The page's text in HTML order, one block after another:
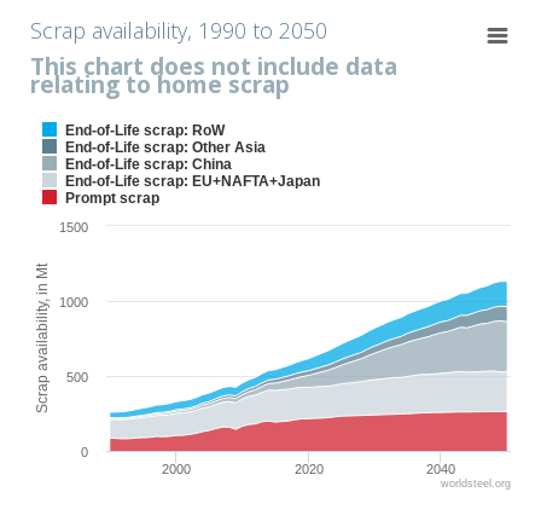
Scrap availability, 1990 to 2050
Chart with 5 data series.
This chart does not include data relating to home scrap
View as data table, Scrap availability, 1990 to 2050
The chart has 1 X axis displaying values. Range: 1989.4 to 2050.6.
The chart has 1 Y axis displaying Scrap availability, in Mt. Range: 0
Scrap availability, in Mt
Scrap availability, 1990 to 2050
This chart does not include data
relating to home scrap
End-of-Life scrap: RoW
End-of-Life scrap: Other Asia
End-of-Life scrap: China
End-of-Life scrap: EU+NAFTA+Japan
Prompt scrap
2000 2020 2040
0
500
1000
1500
worldsteel.org